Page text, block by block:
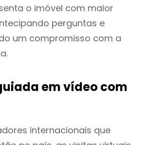
o imóvel com maior
perguntas e
um compromisso com a
em vídeo com
internacionais que